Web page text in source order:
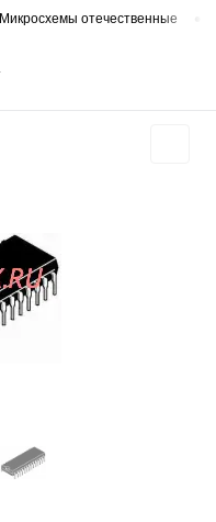
Микросхемы отечественные